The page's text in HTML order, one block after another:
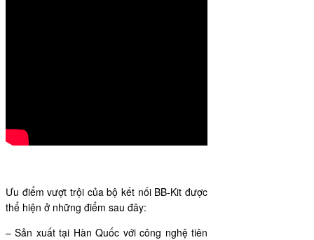
Ưu điểm vượt trội của bộ kết nối BB-Kit được
thể hiện ở những điểm sau đây:
– Sản xuất tại Hàn Quốc với công nghệ tiên